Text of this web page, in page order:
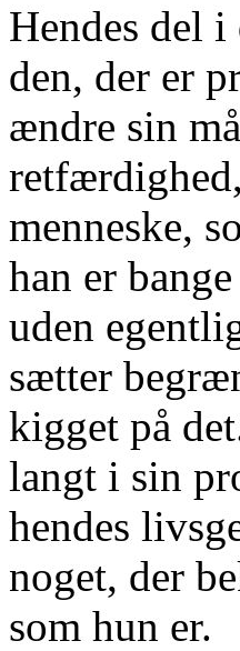
Hendes del
den, der er
ændre sin
menneske,
han er
uden
sætter
kigget på
langt i sin
hendes
noget, der
som hun er.